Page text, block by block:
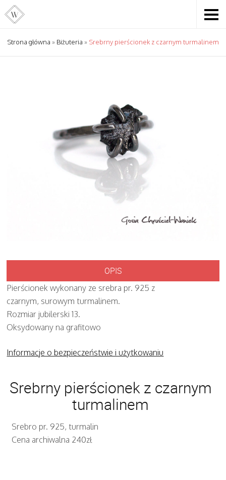
Strona główna » Biżuteria » Srebrny pierścionek z czarnym turmalinem
OPIS
Pierścionek wykonany ze srebra pr. 925 z
czarnym, surowym turmalinem.
Rozmiar jubilerski 13.
Oksydowany na grafitowo
Informacje o bezpieczeństwie i użytkowaniu
Srebrny pierścionek z czarnym
turmalinem
Srebro pr. 925, turmalin
Cena archiwalna 240zł